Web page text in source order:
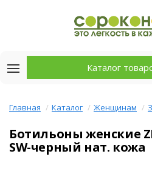
Каталог
Главная Каталог Женщинам
Ботильоны женские
SW-черный нат. кожа